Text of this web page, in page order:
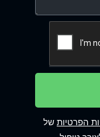
הפרטיות של